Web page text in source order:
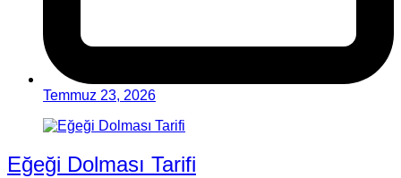
Temmuz 23, 2026
Eğeği Dolması Tarifi